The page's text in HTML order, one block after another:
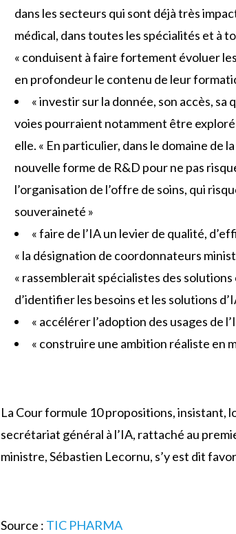
dans les secteurs qui sont déjà très
médical, dans toutes les spécialités et à
« conduisent à faire fortement évoluer
en profondeur le contenu de leur
« investir sur la donnée, son accès,
voies pourraient notamment être
elle. « En particulier, dans le domaine de
nouvelle forme de R&D pour ne pas
l’organisation de l’offre de soins, qui
souveraineté »
« faire de l’IA un levier de qualité,
« la désignation de coordonnateurs
« rassemblerait spécialistes des
d’identifier les besoins et les solutions
« accélérer l’adoption des usages de
« construire une ambition réaliste en
La Cour formule 10 propositions, insistant,
secrétariat général à l’IA, rattaché au
ministre, Sébastien Lecornu, s’y est dit
Source : TIC PHARMA